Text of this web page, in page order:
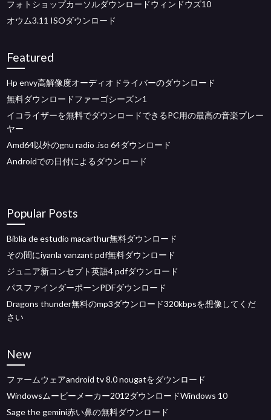
フォトショップカーソルダウンロードウィンドウズ10
オウム3.11 ISOダウンロード
Featured
Hp envy高解像度オーディオドライバーのダウンロード
無料ダウンロードファーゴシーズン1
イコライザーを無料でダウンロードできるPC用の最高の音楽プレー
ヤー
Amd64以外のgnu radio .iso 64ダウンロード
Androidでの日付によるダウンロード
Popular Posts
Biblia de estudio macarthur無料ダウンロード
その間にiyanla vanzant pdf無料ダウンロード
ジュニア新コンセプト英語4 pdfダウンロード
パスファインダーポーンPDFダウンロード
Dragons thunder無料のmp3ダウンロード320kbpsを想像してくだ
さい
New
ファームウェアandroid tv 8.0 nougatをダウンロード
Windowsムービーメーカー2012ダウンロードWindows 10
Sage the gemini赤い鼻の無料ダウンロード